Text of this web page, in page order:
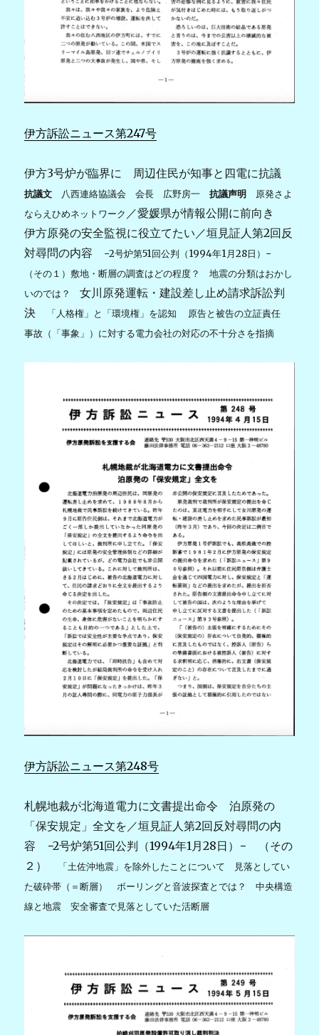
伊方訴訟ニュース第247号
伊方3号炉が臨界に 周辺住民が知事と四電に抗議
抗議文 八西連絡協議会 会長 広野房一抗議声明 原発さよ
ならえひめネットワーク ／愛媛県が情報公開に前向き
伊方原発の安全監視に役立てたい／垣見証人第2回反
対尋問の内容
−2号炉第51回公判（1994年1月28日）−
（その１）敷地・断層の調査はどの程度？
地震の分類はおかし
いのでは？女川原発運転・建設差し止め請求訴訟判
決
「人格権」と「環境権」を認知
原告と被告の立証責任
事故（「事象」）に対する電力会社の対応の不十分さを指摘
伊方訴訟ニュース第248号
札幌地裁が北海道電力に文書提出命令 泊原発の
「保安規定」全文を／垣見証人第2回反対尋問の内
容 −2号炉第51回公判（1994年1月28日）− （その
２）
「土佐沖地震」を除外したことについて 見落としてい
た破砕帯（＝断層） ボーリングと音波探査とでは？ 中央構造
線と地震 安全審査で見落としていた活断層